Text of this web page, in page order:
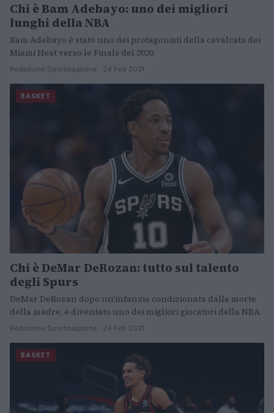
Chi è Bam Adebayo: uno dei migliori
lunghi della NBA
Bam Adebayo è stato uno dei protagonisti della cavalcata dei
Miami Heat verso le Finals del 2020.
Redazione Sportmagazine · 24 Feb 2021
BASKET
Chi è DeMar DeRozan: tutto sul talento
degli Spurs
DeMar DeRozan dopo un'infanzia condizionata dalla morte
della madre, è diventato uno dei migliori giocatori della NBA.
Redazione Sportmagazine · 24 Feb 2021
BASKET